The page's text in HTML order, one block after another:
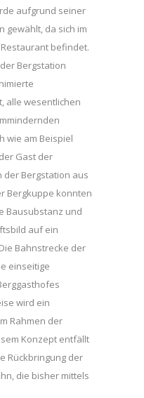
aufgrund seiner
gewählt, da sich im
befindet.
Bergstation
alle wesentlichen
wie am Beispiel
Gast der
der Bergstation aus
Bergkuppe konnten
Bausubstanz und
auf ein
Bahnstrecke der
einseitige
wird ein
Rahmen der
Konzept entfällt
Rückbringung der
die bisher mittels